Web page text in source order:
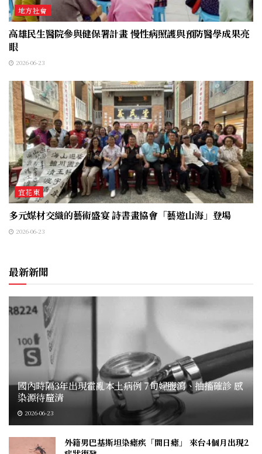
地方社會
高雄民生醫院參與健保署計畫 慢性病照護與預防醫學成果亮
眼
2026-06-23
宜花東
多元媒材交織的藝術盛宴 詩書畫協會「藝遊山海」登場
2026-06-23
最新新聞
國內時隔3年出現霍亂本土病例 7旬婦腹瀉、抽搐確診 感
染源待釐清
2026-06-23
外籍男巴基斯坦染瘧疾「間日瘧」 來台4個月出現2